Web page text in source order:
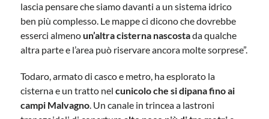
lascia pensare che siamo davanti a un sistema idrico
ben più complesso. Le mappe ci dicono che dovrebbe
esserci almenoun’altra cisterna nascostada qualche
altra parte e l’area può riservare ancora molte sorprese”.
Todaro, armato di casco e metro, ha esplorato la
cisterna e un tratto nelcunicolo che si dipana fino ai
campi Malvagno. Un canale in trincea a lastroni